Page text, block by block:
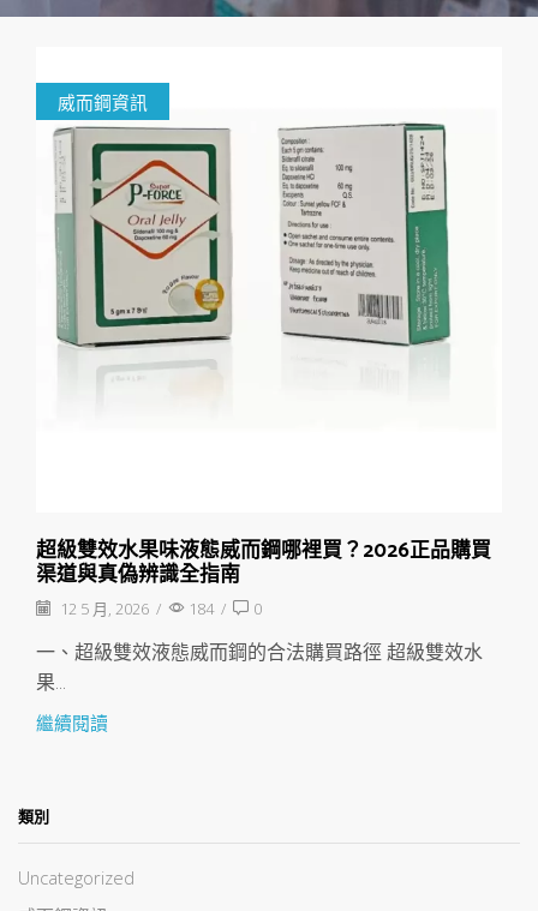
威而鋼資訊
超級雙效水果味液態威而鋼哪裡買？2026正品購買
渠道與真偽辨識全指南
12 5 月, 2026 / 184 / 0
一、超級雙效液態威而鋼的合法購買路徑 超級雙效水
果...
繼續閱讀
類別
Uncategorized